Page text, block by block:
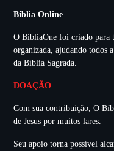
Bíblia Online
O BíbliaOne foi criado para
organizada, ajudando todos
da Bíblia Sagrada.
DOAÇÃO
Com sua contribuição, O
de Jesus por muitos lares.
Seu apoio torna possível